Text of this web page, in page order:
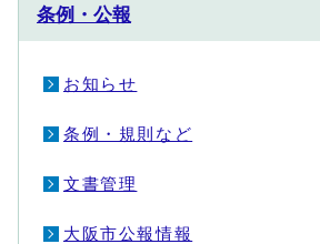
条例・公報
お知らせ
条例・規則など
文書管理
大阪市公報情報